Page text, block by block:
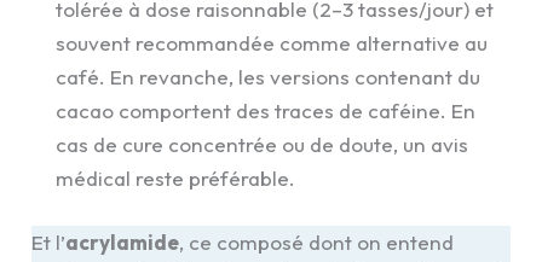
tolérée à dose raisonnable (2–3 tasses/jour) et
souvent recommandée comme alternative au
café. En revanche, les versions contenant du
cacao comportent des traces de caféine. En
cas de cure concentrée ou de doute, un avis
médical reste préférable.
Et l’acrylamide, ce composé dont on entend